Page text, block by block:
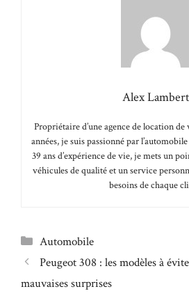
Alex Lambert
Propriétaire d’une agence de location
années, je suis passionné par
39 ans d’expérience de vie, je mets un
véhicules de qualité et un service
besoins de chaque
Catégories
Automobile
Peugeot 308 : les modèles à
mauvaises surprises